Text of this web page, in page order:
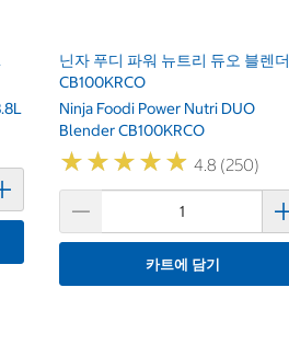
닌자 푸디 파워 뉴트리 듀오 블렌더
CB100KRCO
Ninja Foodi Power Nutri DUO
Blender CB100KRCO
★★★★★
★★★★★ 4.8 (250)
카트에 담기